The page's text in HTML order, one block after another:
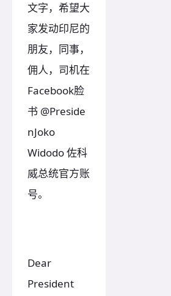
文字，希望大
家发动印尼的
朋友，同事，
佣人，司机在
Facebook脸
书 @Preside
nJoko
Widodo 佐科
威总统官方账
号。
Dear
President